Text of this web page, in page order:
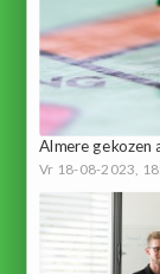
Almere gekozen
Vr 18-08-2023,